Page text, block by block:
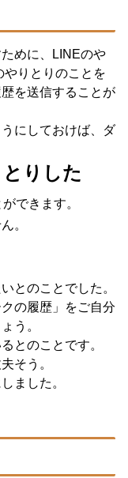
めに、LINEのや
やりとりのことを
を送信することが
にしておけば、ダ
りした
できます。
。
とのことでした。
の履歴」をご自分
う。
とのことです。
そう。
ました。